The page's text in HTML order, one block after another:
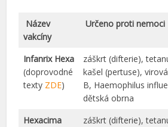
Název
vakcíny
Určeno proti nemoci
Infanrix Hexa
(doprovodné
texty ZDE)
záškrt (difterie),
kašel (pertuse),
B, Haemophilus
dětská obrna
Hexacima
záškrt (difterie),